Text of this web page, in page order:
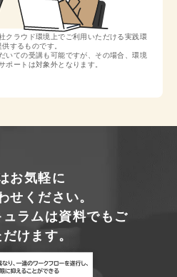
クラウド環境上でご利用いただける実践環
するものです。
いての受講も可能ですが、その場合、環境
ポートは対象外となります。
お気軽に
せください。
ラムは資料でもご
けます。